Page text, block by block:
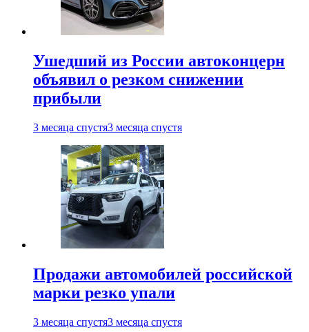
Ушедший из России автоконцерн
объявил о резком снижении
прибыли
3 месяца спустя3 месяца спустя
Продажи автомобилей российской
марки резко упали
3 месяца спустя3 месяца спустя